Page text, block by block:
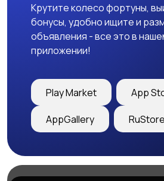
Крутите колесо фортуны,
бонусы, удобно ищите и
объявления - все это в
приложении!
Play Market App
AppGallery RuStore